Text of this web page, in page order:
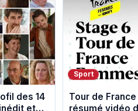
des 14
et
Sport
Tour de
résumé vidéo